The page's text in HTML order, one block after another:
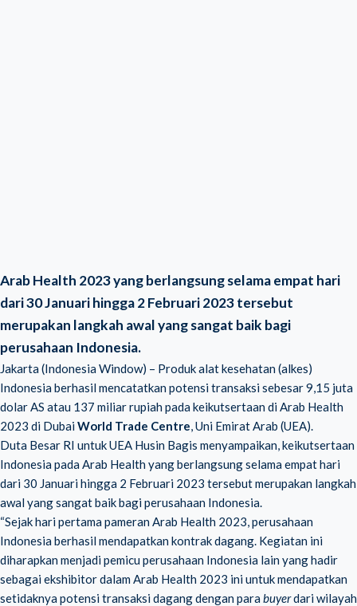
Arab Health 2023 yang berlangsung selama empat hari
dari 30 Januari hingga 2 Februari 2023 tersebut
merupakan langkah awal yang sangat baik bagi
perusahaan Indonesia.
Jakarta (Indonesia Window) – Produk alat kesehatan (alkes)
Indonesia berhasil mencatatkan potensi transaksi sebesar 9,15 juta
dolar AS atau 137 miliar rupiah pada keikutsertaan di Arab Health
2023 di DubaiWorld Trade Centre, Uni Emirat Arab (UEA).
Duta Besar RI untuk UEA Husin Bagis menyampaikan, keikutsertaan
Indonesia pada Arab Health yang berlangsung selama empat hari
dari 30 Januari hingga 2 Februari 2023 tersebut merupakan langkah
awal yang sangat baik bagi perusahaan Indonesia.
“Sejak hari pertama pameran Arab Health 2023, perusahaan
Indonesia berhasil mendapatkan kontrak dagang. Kegiatan ini
diharapkan menjadi pemicu perusahaan Indonesia lain yang hadir
sebagai ekshibitor dalam Arab Health 2023 ini untuk mendapatkan
setidaknya potensi transaksi dagang dengan parabuyerdari wilayah